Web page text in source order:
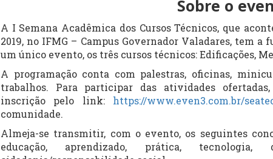
Sobre o
A I Semana Acadêmica dos Cursos Técnicos, que
2019, no IFMG – CampusGovernador Valadares, tem a
um único evento, os três cursos técnicos: Edificações,
A programação conta com palestras, oficinas,
trabalhos. Para participar das atividades
inscrição pelo link: https://www.even3.com.br/
comunidade.
Almeja-se transmitir, com o evento, os seguintes
educação, aprendizado, prática, tecnologia,